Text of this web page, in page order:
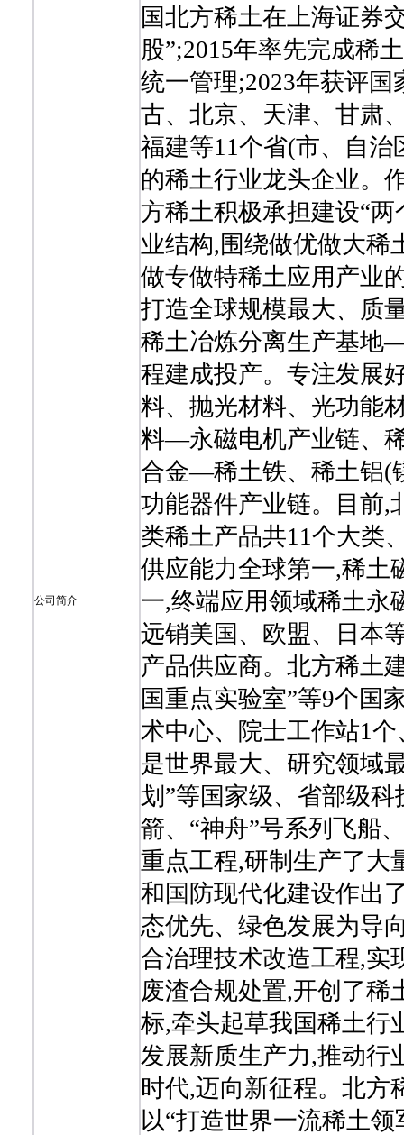
公司简介
国北方稀土在上海证券
股”;2015年率先完成稀
统一管理;2023年获评
古、北京、天津、甘肃
福建等11个省(市、自
的稀土行业龙头企业。
方稀土积极承担建设“
业结构,围绕做优做大稀
做专做特稀土应用产业
打造全球规模最大、质
稀土冶炼分离生产基地
程建成投产。专注发展
料、抛光材料、光功能
料—永磁电机产业链、
合金—稀土铁、稀土铝(
功能器件产业链。目前,
类稀土产品共11个大类
供应能力全球第一,稀土
一,终端应用领域稀土永
远销美国、欧盟、日本
产品供应商。北方稀土
国重点实验室”等9个国
术中心、院士工作站1
是世界最大、研究领域
划”等国家级、省部级
箭、“神舟”号系列飞船
重点工程,研制生产了大
和国防现代化建设作出
态优先、绿色发展为导
合治理技术改造工程,实
废渣合规处置,开创了稀
标,牵头起草我国稀土行
发展新质生产力,推动行
时代,迈向新征程。北方
以“打造世界一流稀土